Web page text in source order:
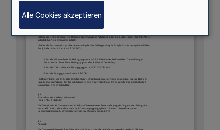
Alle Cookies akzeptieren